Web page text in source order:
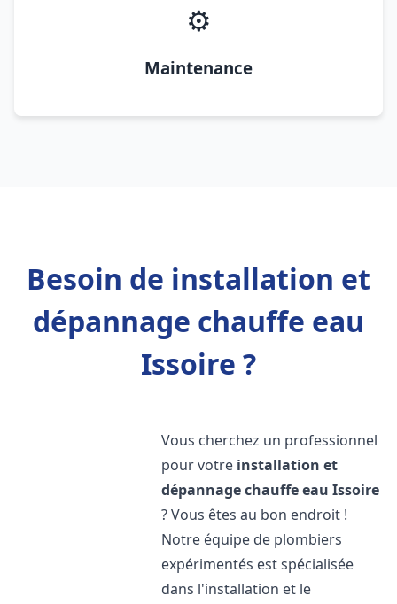
⚙️
Maintenance
Besoin de installation et
dépannage chauffe eau
Issoire ?
Vous cherchez un professionnel
pour votre installation et
dépannage chauffe eau Issoire
? Vous êtes au bon endroit !
Notre équipe de plombiers
expérimentés est spécialisée
dans l'installation et le